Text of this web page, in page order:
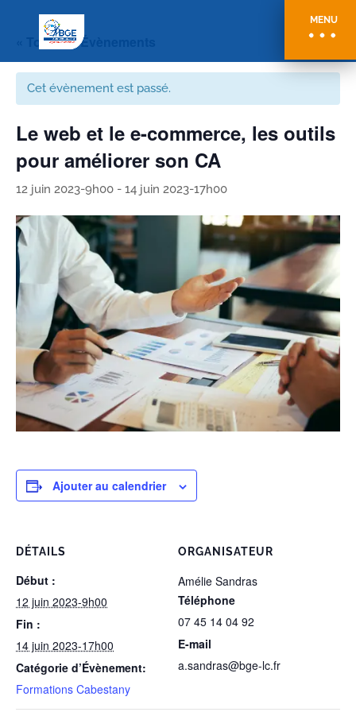
MENU
« Tous les Évènements
Cet évènement est passé.
Le web et le e-commerce, les outils
pour améliorer son CA
12 juin 2023-9h00 - 14 juin 2023-17h00
Ajouter au calendrier
DÉTAILS
Début :
12 juin 2023-9h00
Fin :
14 juin 2023-17h00
Catégorie d’Évènement:
Formations Cabestany
ORGANISATEUR
Amélie Sandras
Téléphone
07 45 14 04 92
E-mail
a.sandras@bge-lc.fr